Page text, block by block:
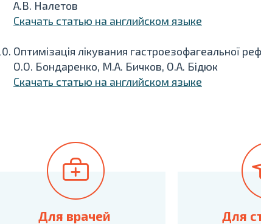
А.В. Налетов
Скачать статью на английском языке
Оптимізація лікувания гастроезофагеальної
О.О. Бондаренко, М.А. Бичков, О.А. Бідюк
Скачать статью на английском языке
Для врачей Для